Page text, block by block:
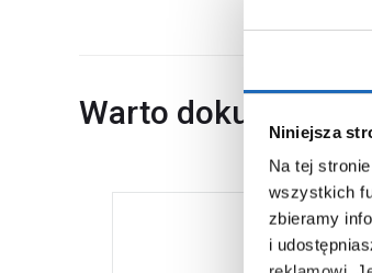
Niniejsza
Na tej
wszystkich
zbieramy
i
Warto dokupić